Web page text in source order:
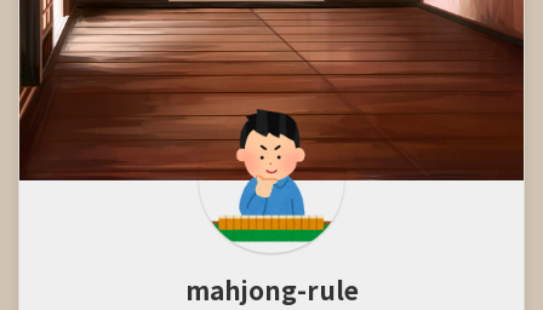
mahjong-rule